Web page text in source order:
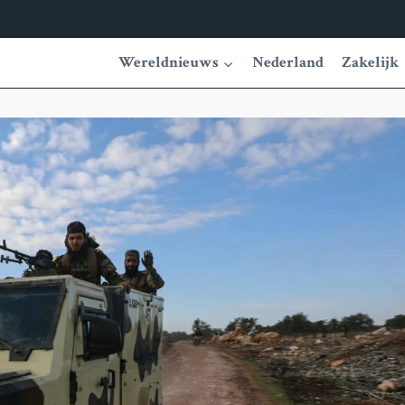
Wereldnieuws Nederland Zakelijk